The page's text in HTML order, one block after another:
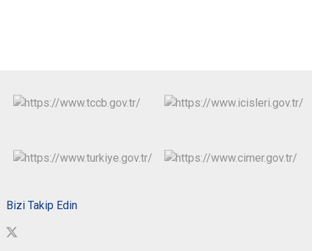
Bizi Takip Edin